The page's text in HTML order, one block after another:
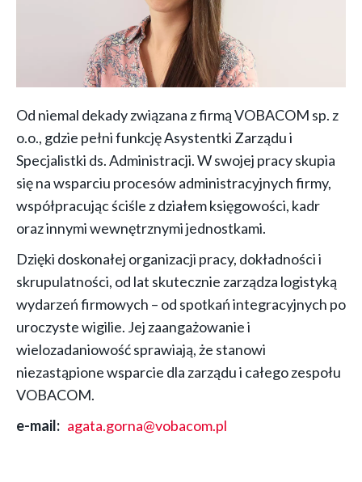
Od niemal dekady związana z firmą VOBACOM sp. z
o.o., gdzie pełni funkcję Asystentki Zarządu i
Specjalistki ds. Administracji. W swojej pracy skupia
się na wsparciu procesów administracyjnych firmy,
współpracując ściśle z działem księgowości, kadr
oraz innymi wewnętrznymi jednostkami.
Dzięki doskonałej organizacji pracy, dokładności i
skrupulatności, od lat skutecznie zarządza logistyką
wydarzeń firmowych – od spotkań integracyjnych po
uroczyste wigilie. Jej zaangażowanie i
wielozadaniowość sprawiają, że stanowi
niezastąpione wsparcie dla zarządu i całego zespołu
VOBACOM.
e-mail
agata.gorna@vobacom.pl